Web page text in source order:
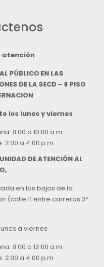
atención
PÚBLICO EN LAS
DE LA SECD – 8 PISO
los lunes y viernes
8:00 a 10:00 a.m.
2:00 a 4:00 p.m
DE ATENCIÓN AL
en los bajos de la
(calle 11 entre carreras 3ª
a viernes
8:00 a 12:00 a.m.
2:00 a 4:00 p.m